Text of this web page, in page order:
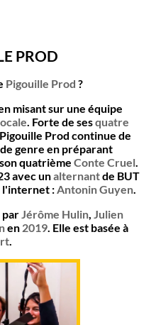
PROD
Pigouille Prod ?
misant sur une équipe
. Forte de sesquatre
Prod continue de
genre en préparant
quatrième Conte Cruel.
avec unalternantde BUT
l'internet :Antonin Guyen.
parJérôme Hulin, Julien
en 2019. Elle est basée à
.